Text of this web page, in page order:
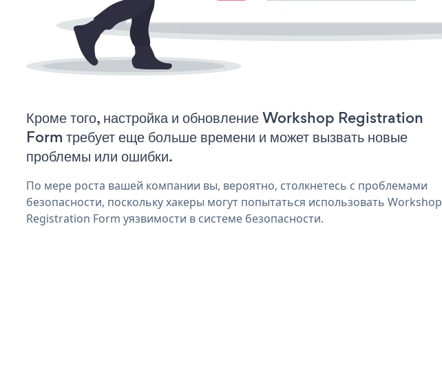
Кроме того, настройка и обновление Workshop Registration
Form требует еще больше времени и может вызвать новые
проблемы или ошибки.
По мере роста вашей компании вы, вероятно, столкнетесь с проблемами
безопасности, поскольку хакеры могут попытаться использовать Workshop
Registration Form уязвимости в системе безопасности.